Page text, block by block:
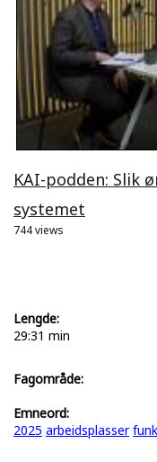
KAI-podden: Slik
systemet
744 views
Lengde:
29:31 min
Fagområde:
Emneord:
2025 arbeidsplasser